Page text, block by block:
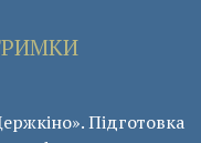
Підготовка